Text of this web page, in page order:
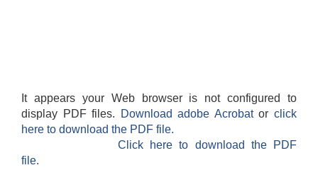
It appears your Web browser is not configured to
display PDF files.
Download adobe Acrobatorclick
here to download the PDF file.
Click here to download the PDF
file.